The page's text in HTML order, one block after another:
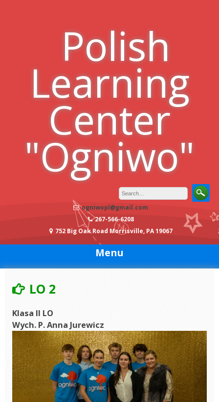
Polish
Learning
Center
"Ogniwo"
ogniwopl@gmail.com
267-566-6208
752 Big Oak Road Morrisville, PA 19067
Menu
LO 2
Klasa II LO
Wych. P. Anna Jurewicz